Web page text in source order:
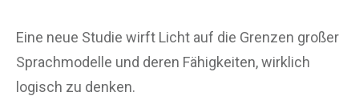
Eine neue Studie wirft Licht auf die Grenzen großer
Sprachmodelle und deren Fähigkeiten, wirklich
logisch zu denken.